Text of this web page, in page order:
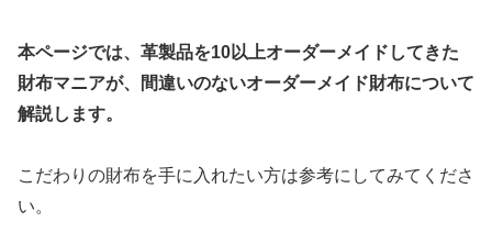
本ページでは、革製品を10以上オーダーメイドしてきた
財布マニアが、間違いのないオーダーメイド財布について
解説します。
こだわりの財布を手に入れたい方は参考にしてみてくださ
い。